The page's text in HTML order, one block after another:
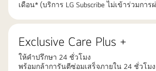
เดือน* (บริการ LG Subscribe ไม่เข้าร่วมการ
Exclusive Care Plus +
ให้คำปรึกษา 24 ชั่วโมง
พร้อมกล้าการันตีซ่อมเสร็จภายใน 24 ชั่วโมง